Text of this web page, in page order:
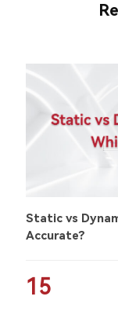
Static vs
Accurate?
15